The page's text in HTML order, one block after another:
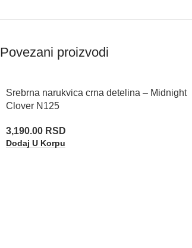
Povezani proizvodi
Srebrna narukvica crna detelina – Midnight
Clover N125
3,190.00 RSD
Dodaj U Korpu